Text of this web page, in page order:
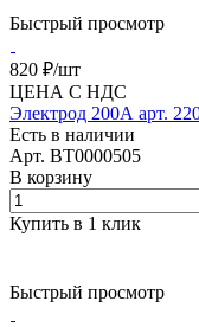
Быстрый просмотр
820 ₽/шт
ЦЕНА С НДС
Электрод 200А арт.
Есть в наличии
Арт. BT0000505
В корзину
Купить в 1 клик
Быстрый просмотр